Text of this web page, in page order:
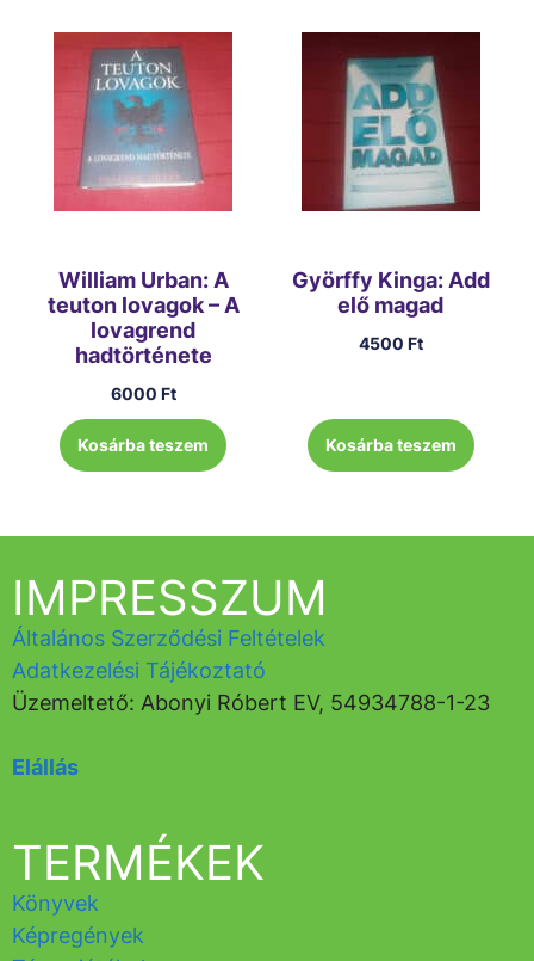
William Urban: A
teuton lovagok – A
lovagrend
hadtörténete
6000 Ft
Kosárba teszem
Györffy Kinga: Add
elő magad
4500 Ft
Kosárba teszem
TERMÉKEK
Könyvek
Képregények
IMPRESSZUM
Általános Szerződési Feltételek
Adatkezelési Tájékoztató
Üzemeltető: Abonyi Róbert EV, 54934788-1-23
Elállás